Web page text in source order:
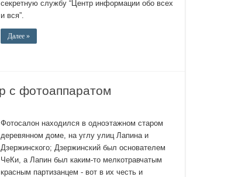
секретную службу “Центр информации обо всех
и вся”.
Далее »
фотоаппаратом
Фотосалон находился в одноэтажном старом
деревянном доме, на углу улиц Лапина и
Дзержинского; Дзержинский был основателем
ЧеКи, а Лапин был каким-то мелкотравчатым
красным партизанцем - вот в их честь и